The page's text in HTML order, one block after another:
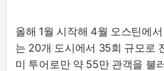
올해 1월 시작해 4월 오스틴에
는 20개 도시에서 35회 규모로
미 투어로만 약 55만 관객을 불